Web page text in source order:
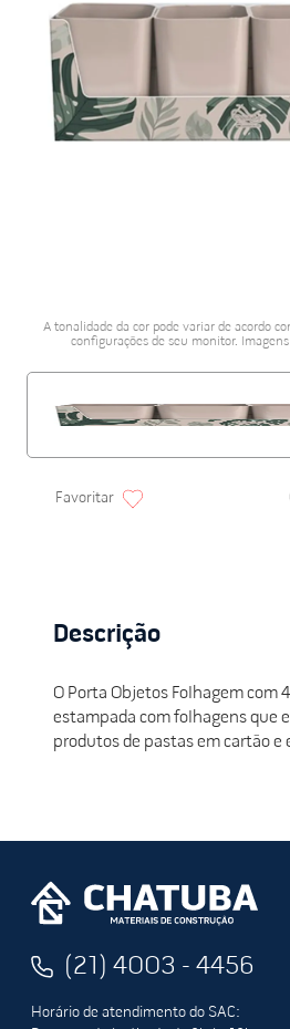
A tonalidade da cor pode variar de acordo
configurações de seu monitor.
Descrição
O Porta Objetos Folhagem com
estampada com folhagens que
produtos de pastas em cartão
(21) 4003 - 4456
Horário de atendimento do SAC: